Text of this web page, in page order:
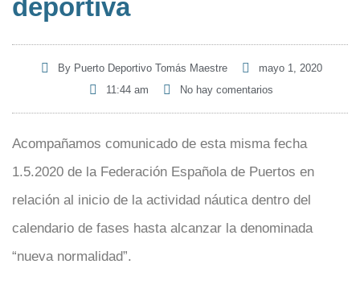
deportiva
ByPuerto Deportivo Tomás Maestre
mayo 1, 2020
11:44 am
No hay comentarios
Acompañamos comunicado de esta misma fecha
1.5.2020 de la Federación Española de Puertos en
relación al inicio de la actividad náutica dentro del
calendario de fases hasta alcanzar la denominada
“nueva normalidad”.